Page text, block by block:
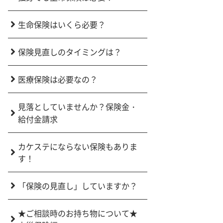
生命保険はいくら必要？
保険見直しのタイミングは？
医療保険は必要なの？
見落としていませんか？保険金・
給付金請求
カケステにならない保険もありま
す！
「保険の見直し」していますか？
★ご相談時のお持ち物について★